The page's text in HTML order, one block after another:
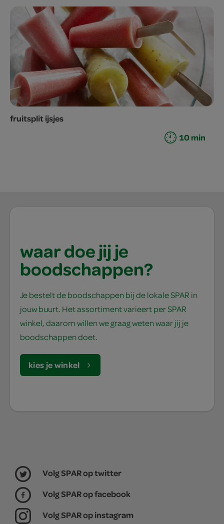
fruitsplit ijsjes
10 min
waar doe jij je
boodschappen?
Je bestelt de boodschappen bij de lokale SPAR in
jouw buurt. Het assortiment varieert per SPAR
winkel, daarom willen we graag weten waar jij je
boodschappen doet.
kies je winkel
Volg SPAR op twitter
Volg SPAR op facebook
Volg SPAR op instagram